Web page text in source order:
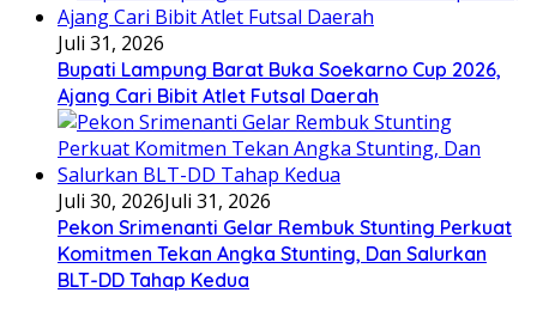
Juli 31, 2026
Bupati Lampung Barat Buka Soekarno Cup 2026,
Ajang Cari Bibit Atlet Futsal Daerah
Juli 30, 2026Juli 31, 2026
Pekon Srimenanti Gelar Rembuk Stunting Perkuat
Komitmen Tekan Angka Stunting, Dan Salurkan
BLT-DD Tahap Kedua